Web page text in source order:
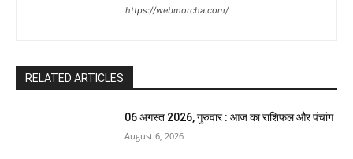
https://webmorcha.com/
RELATED ARTICLES
06 अगस्त 2026, गुरुवार : आज का राशिफल और पंचांग
August 6, 2026